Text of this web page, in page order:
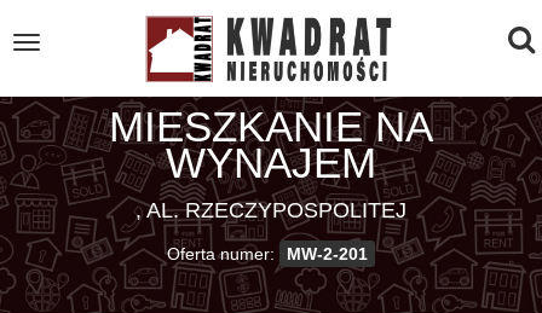
Toggle
MIESZKANIE NA
WYNAJEM
, AL. RZECZYPOSPOLITEJ
Oferta numer: MW-2-201